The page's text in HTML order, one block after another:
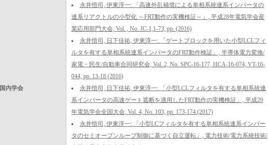
国内学会
永井悟司, 伊東淳一: 「高速外乱補償による単相系統連系インバータの
連系リアクトルの小型化 ～FRT動作の実機検証～」, 平成28年電気学会産
業応用部門大会, Vol. , No. JC-1,1-73, pp. (2016)
永井悟司, 日下佳祐, 伊東淳一: 「ゲートブロックを用いた小型LCLフィ
ルタを有する単相系統連系インバータのFRT動作検証」, 半導体電力変換/
家電・民生/自動車合同研究会, Vol. 2, No. SPC-16-177, HCA-16-074, VT-16-
044, pp. 13-18 (2016)
永井悟司, 日下佳祐, 伊東淳一: 「小型LCLフィルタを有する単相系統連
系インバータの高速ゲート遮断を適用したFRT動作の実機検証」, 平成29
年電気学会全国大会, Vol. 4, No. 103, pp. 173-174 (2017)
永井悟司, 伊東淳一: 「小型LCフィルタを有する単相系統連系インバー
タのセミオープンループ制御に基づく自立運転」, 電力技術/電力系統技術/